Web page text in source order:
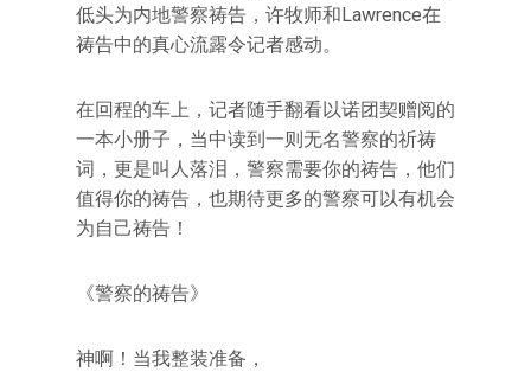
低头为内地警察祷告，许牧师和Lawrence在
祷告中的真心流露令记者感动。
在回程的车上，记者随手翻看以诺团契赠阅的
一本小册子，当中读到一则无名警察的祈祷
词，更是叫人落泪，警察需要你的祷告，他们
值得你的祷告，也期待更多的警察可以有机会
为自己祷告！
《警察的祷告》
神啊！当我整装准备，